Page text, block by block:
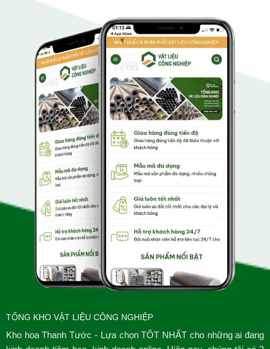
TỔNG KHO VẬT LIỆU CÔNG NGHIỆP
Kho hoa Thanh Tước - Lựa chọn TỐT NHẤT cho những ai đang